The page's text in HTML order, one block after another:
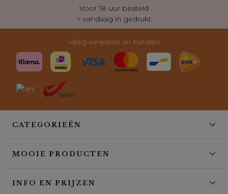
Voor 18 uur besteld
= vandaag in gedrukt
Veilig winkelen en betalen
CATEGORIEËN
MOOIE PRODUCTEN
INFO EN PRIJZEN